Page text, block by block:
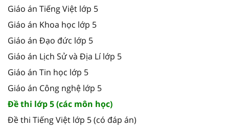
Giáo án Tiếng Việt lớp 5
Giáo án Khoa học lớp 5
Giáo án Đạo đức lớp 5
Giáo án Lịch Sử và Địa Lí lớp 5
Giáo án Tin học lớp 5
Giáo án Công nghệ lớp 5
Đề thi lớp 5 (các môn học)
Đề thi Tiếng Việt lớp 5 (có đáp án)